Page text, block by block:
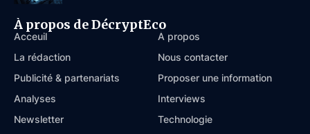
À propos de DécryptEco
Acceuil
À propos
La rédaction
Nous contacter
Publicité & partenariats
Proposer une information
Analyses
Interviews
Newsletter
Technologie